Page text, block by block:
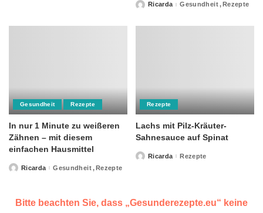
PostedRicarda Gesundheit Rezepte
Gesundheit Rezepte
In nur 1 Minute zu weißeren
Zähnen – mit diesem
einfachen Hausmittel
PostedRicarda Gesundheit Rezepte
Rezepte
Lachs mit Pilz-Kräuter-
Sahnesauce auf Spinat
PostedRicarda Rezepte
Bitte beachten Sie, dass „Gesunderezepte.eu“ keine